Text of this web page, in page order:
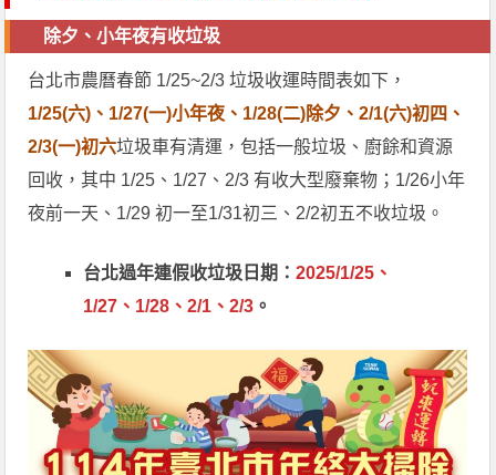
除夕、小年夜有收垃圾
台北市農曆春節 1/25~2/3 垃圾收運時間表如下，
1/25(六)、1/27(一)小年夜、1/28(二)除夕、2/1(六)初四、
2/3(一)初六垃圾車有清運，包括一般垃圾、廚餘和資源
回收，其中 1/25、1/27、2/3 有收大型廢棄物；1/26小年
夜前一天、1/29 初一至1/31初三、2/2初五不收垃圾。
台北過年連假收垃圾日期：2025/1/25、
1/27、1/28、2/1、2/3 。